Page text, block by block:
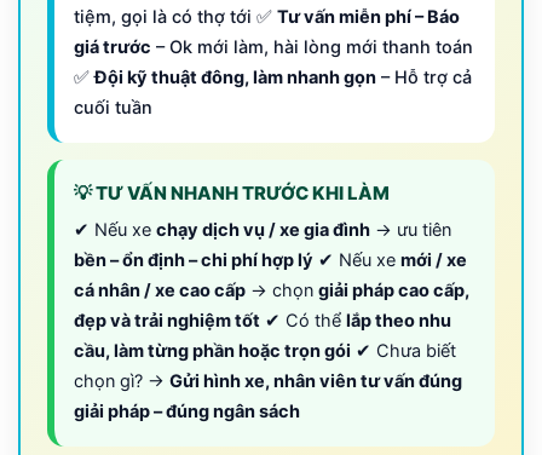
tiệm, gọi là có thợ tới ✅ Tư vấn miễn phí – Báo
giá trước – Ok mới làm, hài lòng mới thanh toán
✅Đội kỹ thuật đông, làm nhanh gọn – Hỗ trợ cả
cuối tuần
💡 TƯ VẤN NHANH TRƯỚC KHI LÀM
✔ Nếu xe chạy dịch vụ / xe gia đình → ưu tiên
bền – ổn định – chi phí hợp lý ✔ Nếu xe mới / xe
cá nhân / xe cao cấp → chọn giải pháp cao cấp,
đẹp và trải nghiệm tốt ✔ Có thể lắp theo nhu
cầu, làm từng phần hoặc trọn gói ✔ Chưa biết
chọn gì? → Gửi hình xe, nhân viên tư vấn đúng
giải pháp – đúng ngân sách